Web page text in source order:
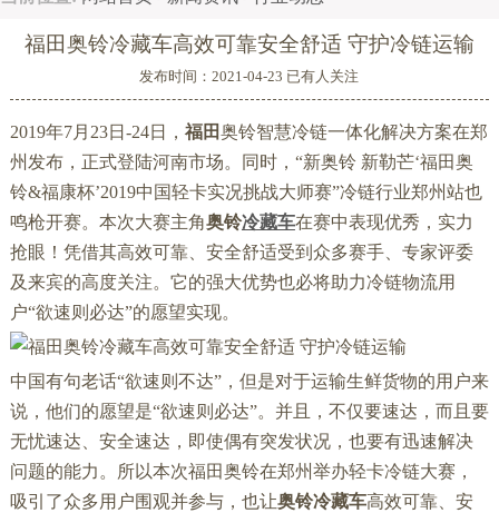
福田奥铃冷藏车高效可靠安全舒适 守护冷链运输
发布时间：2021-04-23 已有人关注
2019年7月23日-24日， 福田奥铃智慧冷链一体化解决方案在郑
州发布，正式登陆河南市场。同时，“新奥铃 新勒芒‘福田奥
铃&福康杯’2019中国轻卡实况挑战大师赛”冷链行业郑州站也
鸣枪开赛。本次大赛主角奥铃冷藏车在赛中表现优秀，实力
抢眼！凭借其高效可靠、安全舒适受到众多赛手、专家评委
及来宾的高度关注。它的强大优势也必将助力冷链物流用
户“欲速则必达”的愿望实现。
中国有句老话“欲速则不达”，但是对于运输生鲜货物的用户来
说，他们的愿望是“欲速则必达”。并且，不仅要速达，而且要
无忧速达、安全速达，即使偶有突发状况，也要有迅速解决
问题的能力。所以本次福田奥铃在郑州举办轻卡冷链大赛，
吸引了众多用户围观并参与，也让奥铃冷藏车高效可靠、安